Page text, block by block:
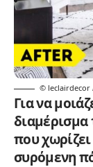
© leclairdecor
Για να
διαμέρισμα
που
συρόμενη